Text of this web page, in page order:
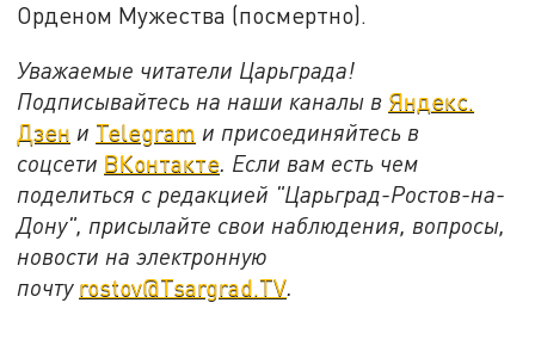
Орденом Мужества (посмертно).
Уважаемые читатели Царьграда!
Подписывайтесь на наши каналы в Яндекс.
Дзен и Telegram и присоединяйтесь в
соцсети ВКонтакте. Если вам есть чем
поделиться с редакцией "Царьград-Ростов-на-
Дону", присылайте свои наблюдения, вопросы,
новости на электронную
почту rostov@Tsargrad.ТV.